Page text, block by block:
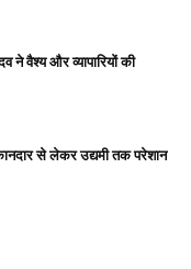
वैश्य और व्यापारियों की
से लेकर उद्यमी तक परेशान